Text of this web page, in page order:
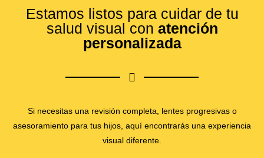
Estamos listos para cuidar de tu
salud visual con atención
personalizada
Si necesitas una revisión completa, lentes progresivas o
asesoramiento para tus hijos, aquí encontrarás una experiencia
visual diferente.